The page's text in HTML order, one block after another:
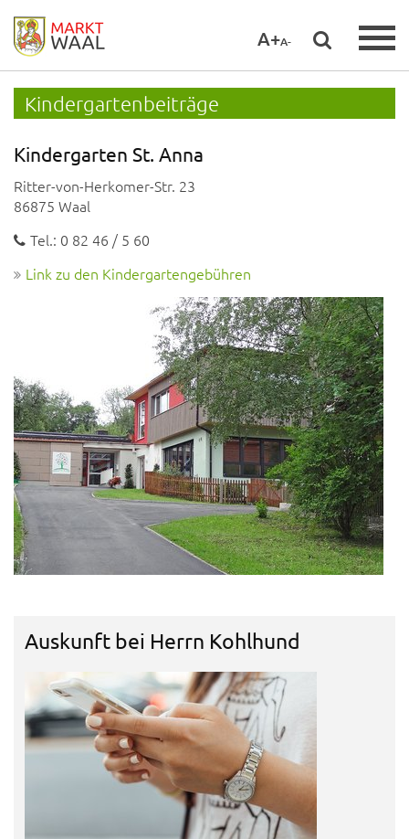
A+A-
Kindergartenbeiträge
Kindergarten St. Anna
Ritter-von-Herkomer-Str. 23
86875 Waal
Tel.: 0 82 46 / 5 60
Link zu den Kindergartengebühren
Auskunft bei Herrn Kohlhund